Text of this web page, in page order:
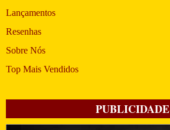
Lançamentos
Resenhas
Sobre Nós
Top Mais Vendidos
PUBLICIDADE